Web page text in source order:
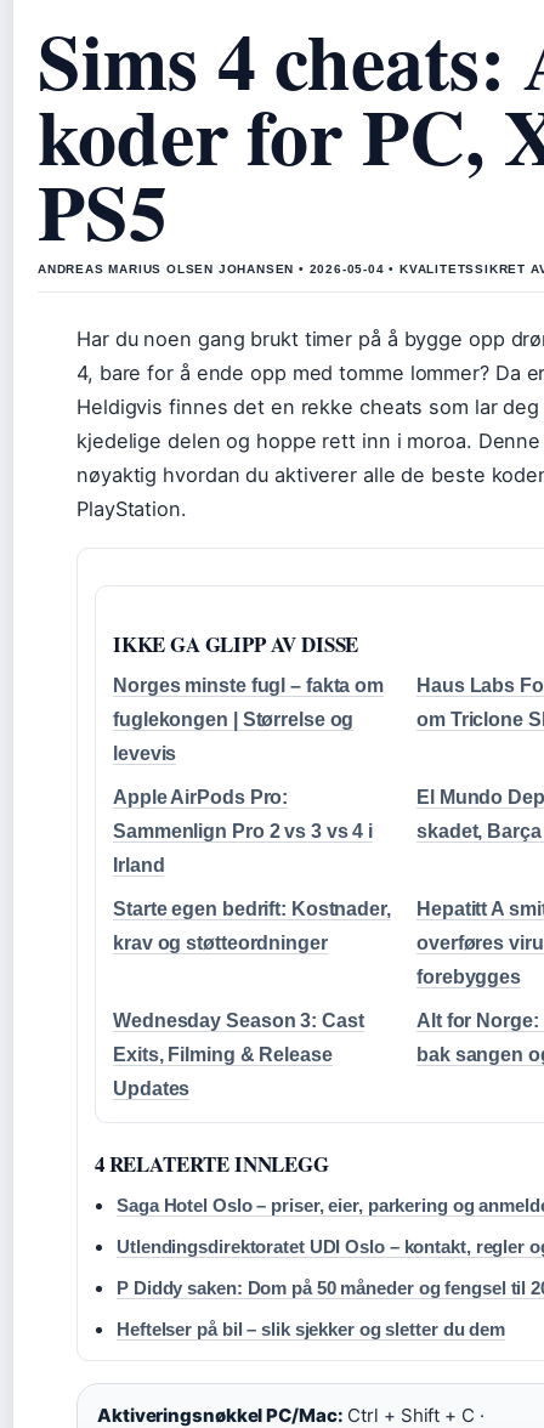
Sims 4 cheats:
koder for PC,
PS5
ANDREAS MARIUS OLSEN JOHANSEN • 2026-05-04 • KVALITETSSIKRET
Har du noen gang brukt timer på å bygge opp
4, bare for å ende opp med tomme lommer? Da
Heldigvis finnes det en rekke cheats som lar
kjedelige delen og hoppe rett inn i moroa.
nøyaktig hvordan du aktiverer alle de beste
PlayStation.
IKKE GA GLIPP AV DISSE
Norges minste fugl – fakta om
fuglekongen | Størrelse og
levevis
Haus Labs
om Triclone
Apple AirPods Pro:
Sammenlign Pro 2 vs 3 vs 4 i
Irland
El Mundo
skadet,
Starte egen bedrift: Kostnader,
krav og støtteordninger
Hepatitt A
overføres
forebygges
Wednesday Season 3: Cast
Exits, Filming & Release
Updates
Alt for
bak sangen
4 RELATERTE INNLEGG
Saga Hotel Oslo – priser, eier, parkering og
Utlendingsdirektoratet UDI Oslo – kontakt, regler
P Diddy saken: Dom på 50 måneder og fengsel til
Heftelser på bil – slik sjekker og sletter du dem
Aktiveringsnøkkel PC/Mac: Ctrl + Shift + C ·